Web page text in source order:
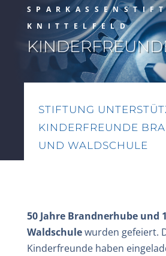
KNITTELFELD
STIFTUNG
KINDERFREUNDE
UND WALDSCHULE
50 Jahre Brandnerhube und
Waldschulewurden gefeiert.
Kinderfreunde haben